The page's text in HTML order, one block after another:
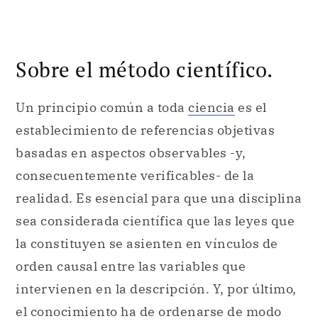
basadas en aspectos observables -y,
realidad. Es esencial para que una disciplina
sea considerada científica que las leyes que
la constituyen se asienten en vínculos de
orden causal entre las variables que
intervienen en la descripción. Y, por último,
el conocimiento ha de ordenarse de modo
axiomático. Por supuesto, estaorganización
no puede garantizar la veracidad de la
información, pero sí conforma el requisito
necesario para que las ciencias sociales